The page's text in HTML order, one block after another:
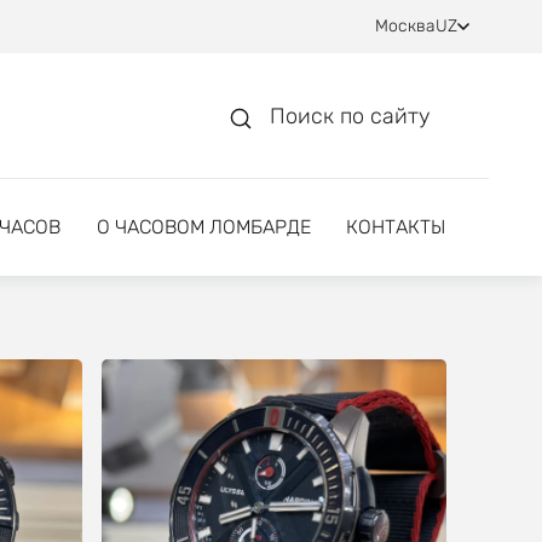
МоскваUZ
Поиск по сайту
О ЧАСОВОМ ЛОМБАРДЕ КОНТАКТЫ